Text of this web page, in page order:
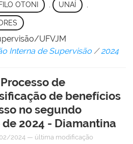
OTONI UNAÍ
UFVJM
Interna de Supervisão /2024
de
de benefícios
no segundo
2024 - Diamantina
2024 — última modificação